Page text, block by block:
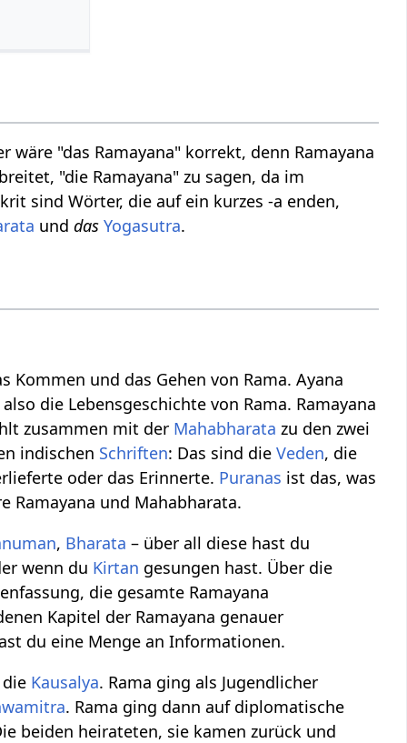
wäre "das Ramayana" korrekt, denn Ramayana
"die Ramayana" zu sagen, da im
sind Wörter, die auf ein kurzes -a enden,
unddas Yogasutra.
Kommen und das Gehen von Rama. Ayana
die Lebensgeschichte von Rama. Ramayana
zusammen mit der Mahabharata zu den zwei
indischen Schriften: Das sind dieVeden, die
oder das Erinnerte. Puranas ist das, was
Ramayana und Mahabharata.
, Bharata – über all diese hast du
wenn du Kirtan gesungen hast. Über die
die gesamte Ramayana
Kapitel der Ramayana genauer
du eine Menge an Informationen.
Kausalya. Rama ging als Jugendlicher
. Rama ging dann auf diplomatische
beiden heirateten, sie kamen zurück und